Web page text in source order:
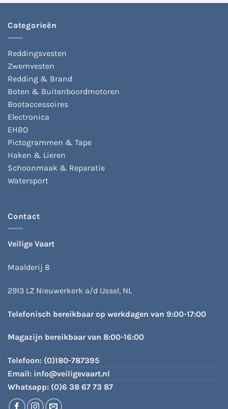
Categorieën
Reddingsvesten
Zwemvesten
Redding & Brand
Boten & Buitenboordmotoren
Bootaccessoires
Electronica
EHBO
Pictogrammen & Tape
Haken & Lieren
Schoonmaak & Reparatie
Watersport
Contact
Veilige Vaart
Maalderij 8
2913 LZ Nieuwerkerk a/d IJssel, NL
Telefonisch bereikbaar op werkdagen van 9:00-17:00
Magazijn bereikbaar van 8:00-16:00
Telefoon: (0)180-787395
Email: info@veiligevaart.nl
Whatsapp: (0)6 38 67 73 87